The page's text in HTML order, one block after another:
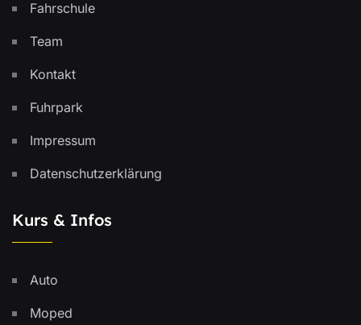
Fahrschule
Team
Kontakt
Fuhrpark
Impressum
Datenschutzerklärung
Kurs & Infos
Auto
Moped